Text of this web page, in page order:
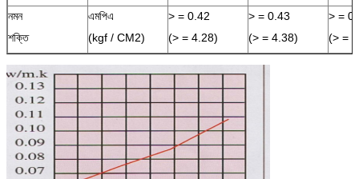
নমন
শক্তি
এমপিএ
(kgf / CM2)
> = 0.42
(> = 4.28)
> = 0.43
(> = 4.38)
> =
(> =